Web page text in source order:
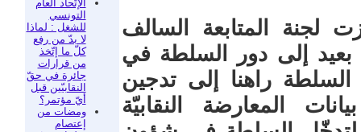
الإتّحاد العام
التونسي
للشغل : لماذا
لا بدّ من رفع
كلّ ما إتّخذ
من قرارات
جائرة في حقّ
النقابيّين قبل
أيّ مؤتمر؟
ومضات من
إعتصام
لجنة المتابعة السالف
إلى دور السلطة في
راهنا إلى تدجين
المعارضة النقابيّة